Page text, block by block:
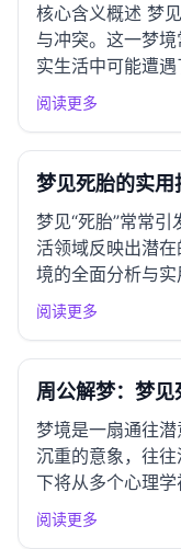
核心含义概述 梦
与冲突。这一梦
实生活中可能遭
合适的方式进行表
提醒着梦者关注
疏解内心的烦闷。
阅读更多
梦见死胎的实用
梦见“死胎”常常
活领域反映出潜
境的全面分析与
绪反应 梦见“死胎
的期待或对未来
生活中某些事...
阅读更多
周公解梦：梦
梦境是一扇通往
沉重的意象，往
下将从多个心理
的解析。 一、精
阅读更多